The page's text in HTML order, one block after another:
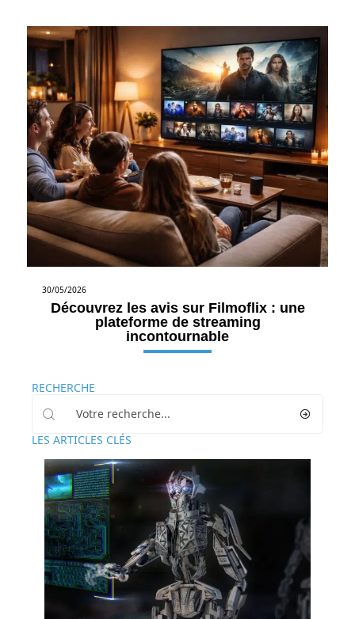
30/05/2026
Découvrez les avis sur Filmoflix : une
plateforme de streaming
incontournable
RECHERCHE
LES ARTICLES CLÉS